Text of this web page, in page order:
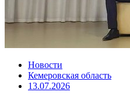
Новости
Кемеровская область
13.07.2026